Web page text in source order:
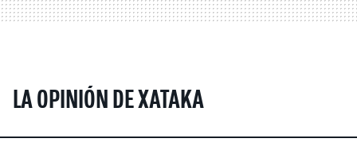
LA OPINIÓN DE XATAKA